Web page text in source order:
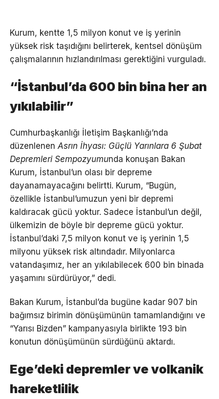
Kurum, kentte 1,5 milyon konut ve iş yerinin
yüksek risk taşıdığını belirterek, kentsel dönüşüm
çalışmalarının hızlandırılması gerektiğini vurguladı.
“İstanbul’da 600 bin bina her an
yıkılabilir”
Cumhurbaşkanlığı İletişim Başkanlığı’nda
düzenlenenAsrın İhyası: Güçlü Yarınlara 6 Şubat
Depremleri Sempozyumunda konuşan Bakan
Kurum, İstanbul’un olası bir depreme
dayanamayacağını belirtti. Kurum, “Bugün,
özellikle İstanbul’umuzun yeni bir depremi
kaldıracak gücü yoktur. Sadece İstanbul’un değil,
ülkemizin de böyle bir depreme gücü yoktur.
İstanbul’daki 7,5 milyon konut ve iş yerinin 1,5
milyonu yüksek risk altındadır. Milyonlarca
vatandaşımız, her an yıkılabilecek 600 bin binada
yaşamını sürdürüyor,” dedi.
Bakan Kurum, İstanbul’da bugüne kadar 907 bin
bağımsız birimin dönüşümünün tamamlandığını ve
“Yarısı Bizden” kampanyasıyla birlikte 193 bin
konutun dönüşümünün sürdüğünü aktardı.
Ege’deki depremler ve volkanik
hareketlilik